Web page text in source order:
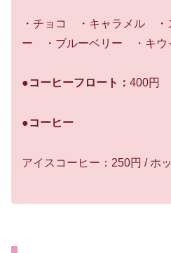
・チョコ ・キャラメル
ー ・ブルーベリー ・キウ
●コーヒーフロート： 400円
●コーヒー
アイスコーヒー：250円 / ホ